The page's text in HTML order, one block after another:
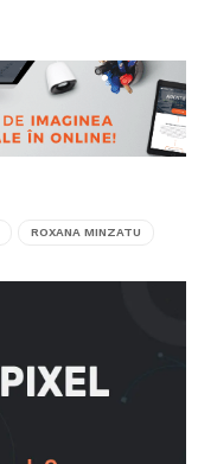
ROXANA MINZATU